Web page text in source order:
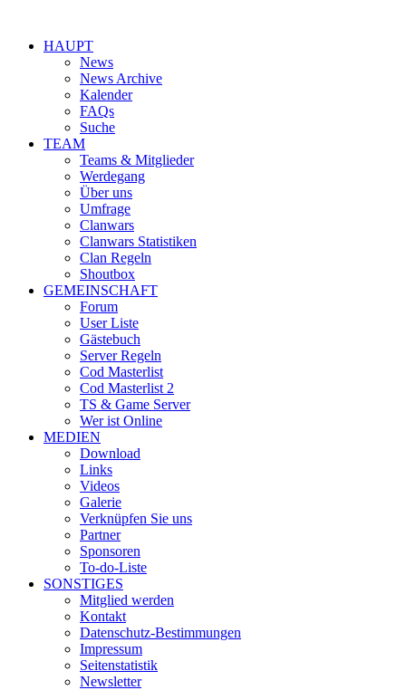
HAUPT
News
News Archive
Kalender
FAQs
Suche
TEAM
Teams & Mitglieder
Werdegang
Über uns
Umfrage
Clanwars
Clanwars Statistiken
Clan Regeln
Shoutbox
GEMEINSCHAFT
Forum
User Liste
Gästebuch
Server Regeln
Cod Masterlist
Cod Masterlist 2
TS & Game Server
Wer ist Online
MEDIEN
Download
Links
Videos
Galerie
Verknüpfen Sie uns
Partner
Sponsoren
To-do-Liste
SONSTIGES
Mitglied werden
Kontakt
Datenschutz-Bestimmungen
Impressum
Seitenstatistik
Newsletter